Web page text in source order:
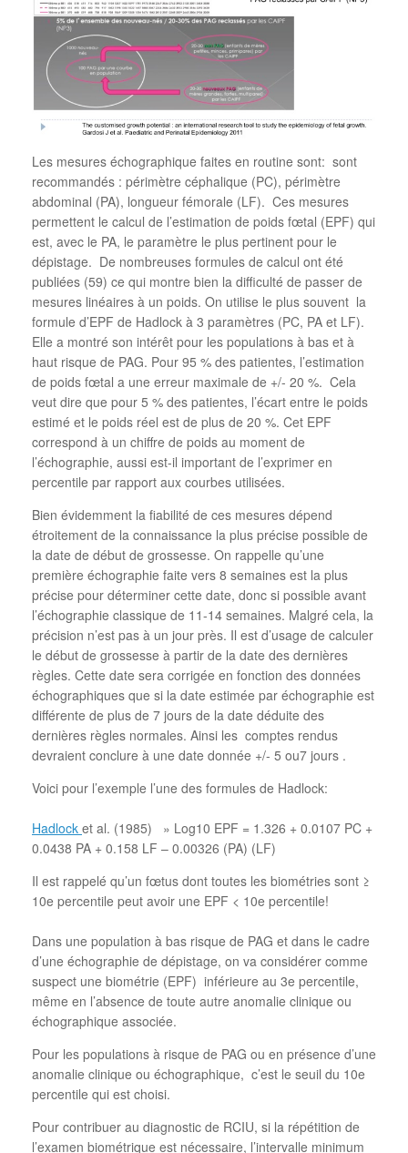
Les mesures échographique faites en routine sont: sont
recommandés : périmètre céphalique (PC), périmètre
abdominal (PA), longueur fémorale (LF). Ces mesures
permettent le calcul de l’estimation de poids fœtal (EPF) qui
est, avec le PA, le paramètre le plus pertinent pour le
dépistage. De nombreuses formules de calcul ont été
publiées (59) ce qui montre bien la difficulté de passer de
mesures linéaires à un poids. On utilise le plus souvent la
formule d’EPF de Hadlock à 3 paramètres (PC, PA et LF).
Elle a montré son intérêt pour les populations à bas et à
haut risque de PAG. Pour 95 % des patientes, l’estimation
de poids fœtal a une erreur maximale de +/- 20 %. Cela
veut dire que pour 5 % des patientes, l’écart entre le poids
estimé et le poids réel est de plus de 20 %. Cet EPF
correspond à un chiffre de poids au moment de
l’échographie, aussi est-il important de l’exprimer en
percentile par rapport aux courbes utilisées.
Bien évidemment la fiabilité de ces mesures dépend
étroitement de la connaissance la plus précise possible de
la date de début de grossesse. On rappelle qu’une
première échographie faite vers 8 semaines est la plus
précise pour déterminer cette date, donc si possible avant
l’échographie classique de 11-14 semaines. Malgré cela, la
précision n’est pas à un jour près. Il est d’usage de calculer
le début de grossesse à partir de la date des dernières
règles. Cette date sera corrigée en fonction des données
échographiques que si la date estimée par échographie est
différente de plus de 7 jours de la date déduite des
dernières règles normales. Ainsi les comptes rendus
devraient conclure à une date donnée +/- 5 ou7 jours .
Voici pour l’exemple l’une des formules de Hadlock:
Hadlock et al. (1985) » Log10 EPF = 1.326 + 0.0107 PC +
0.0438 PA + 0.158 LF – 0.00326 (PA) (LF)
Il est rappelé qu’un fœtus dont toutes les biométries sont ≥
10e percentile peut avoir une EPF < 10e percentile!
Dans une population à bas risque de PAG et dans le cadre
d’une échographie de dépistage, on va considérer comme
suspect une biométrie (EPF) inférieure au 3e percentile,
même en l’absence de toute autre anomalie clinique ou
échographique associée.
Pour les populations à risque de PAG ou en présence d’une
anomalie clinique ou échographique, c’est le seuil du 10e
percentile qui est choisi.
Pour contribuer au diagnostic de RCIU, si la répétition de
l’examen biométrique est nécessaire, l’intervalle minimum